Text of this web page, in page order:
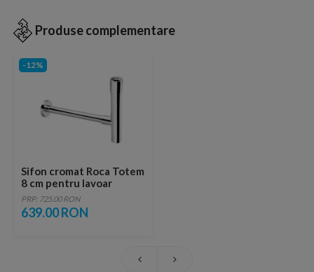
Produse complementare
-12%
Sifon cromat Roca Totem
8 cm pentru lavoar
PRP: 725.00 RON
639.00 RON